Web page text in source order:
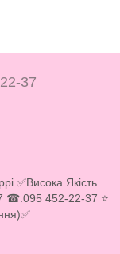
37
✅Висока Якість
☎:095 452-22-37 ⭐